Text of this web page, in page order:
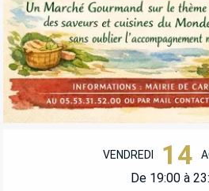
OUVERTURE ET
VENDREDI 14
De 19:00 à